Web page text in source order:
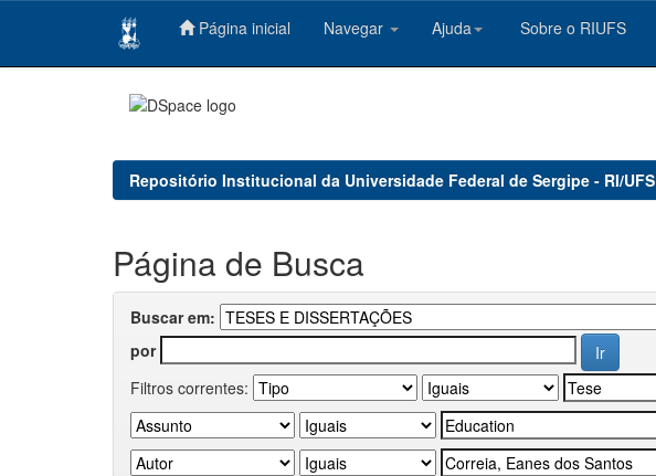
Página inicial Navegar Ajuda Sobre o RIUFS
Repositório Institucional da Universidade Federal de Sergipe - RI/UFS
Página de Busca
Buscar em:
por
Filtros correntes: